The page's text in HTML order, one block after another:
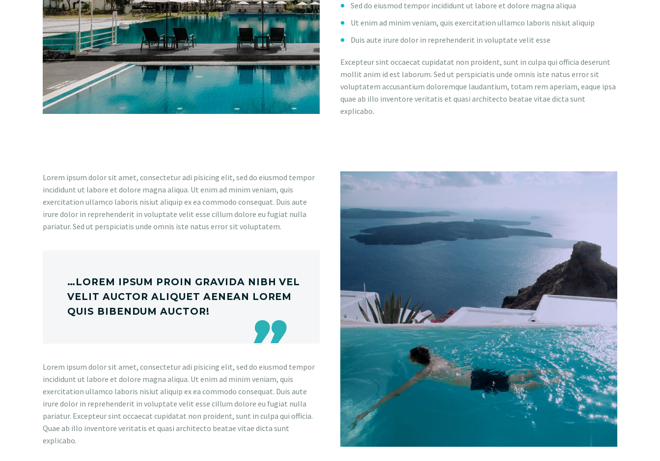
Sed do eiusmod tempor incididunt ut labore et dolore magna aliqua
Ut enim ad minim veniam, quis exercitation ullamco laboris nisiut aliquip
Duis aute irure dolor in reprehenderit in voluptate velit esse
Excepteur sint occaecat cupidatat non proident, sunt in culpa qui officia deserunt
mollit anim id est laborum. Sed ut perspiciatis unde omnis iste natus error sit
voluptatem accusantium doloremque laudantium, totam rem aperiam, eaque ipsa
quae ab illo inventore veritatis et quasi architecto beatae vitae dicta sunt
explicabo.
Lorem ipsum dolor sit amet, consectetur adi pisicing elit, sed do eiusmod tempor
incididunt ut labore et dolore magna aliqua. Ut enim ad minim veniam, quis
exercitation ullamco laboris nisiut aliquip ex ea commodo consequat. Duis aute
irure dolor in reprehenderit in voluptate velit esse cillum dolore eu fugiat nulla
pariatur. Sed ut perspiciatis unde omnis iste natus error sit voluptatem.
…LOREM IPSUM PROIN GRAVIDA NIBH VEL
VELIT AUCTOR ALIQUET AENEAN LOREM
QUIS BIBENDUM AUCTOR!
Lorem ipsum dolor sit amet, consectetur adi pisicing elit, sed do eiusmod tempor
incididunt ut labore et dolore magna aliqua. Ut enim ad minim veniam, quis
exercitation ullamco laboris nisiut aliquip ex ea commodo consequat. Duis aute
irure dolor in reprehenderit in voluptate velit esse cillum dolore eu fugiat nulla
pariatur. Excepteur sint occaecat cupidatat non proident, sunt in culpa qui officia.
Quae ab illo inventore veritatis et quasi architecto beatae vitae dicta sunt
explicabo.